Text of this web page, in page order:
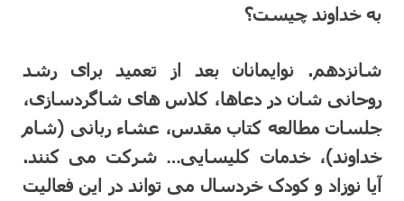
به خداوند چیست؟
شانزدهم. نوایمانان بعد از تعمید برای رشد
روحانی شان در دعاها، کلاس های شاگردسازی،
جلسات مطالعه کتاب مقدس، عشاء ربانی (شام
خداوند)، خدمات کلیسایی… شرکت می کنند.
آیا نوزاد و کودک خردسال می تواند در این فعالیت